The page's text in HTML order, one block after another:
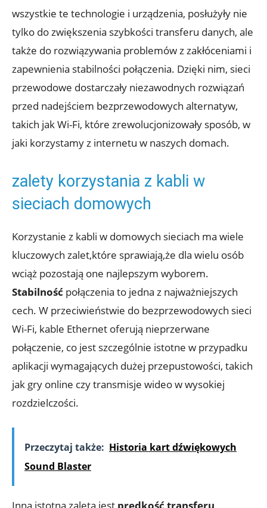
wszystkie te technologie i urządzenia, posłużyły nie
tylko do zwiększenia szybkości transferu danych, ale
także do rozwiązywania problemów z zakłóceniami i
zapewnienia stabilności połączenia. Dzięki nim, sieci
przewodowe dostarczały niezawodnych rozwiązań
przed nadejściem bezprzewodowych alternatyw,
takich jak Wi-Fi, które zrewolucjonizowały sposób, w
jaki korzystamy z internetu w naszych domach.
zalety korzystania z kabli w
sieciach domowych
Korzystanie z kabli w domowych sieciach ma wiele
kluczowych zalet,które sprawiają,że dla wielu osób
wciąż pozostają one najlepszym wyborem.
Stabilność połączenia to jedna z najważniejszych
cech. W przeciwieństwie do bezprzewodowych sieci
Wi-Fi, kable Ethernet oferują nieprzerwane
połączenie, co jest szczególnie istotne w przypadku
aplikacji wymagających dużej przepustowości, takich
jak gry online czy transmisje wideo w wysokiej
rozdzielczości.
Przeczytaj także: Historia kart dźwiękowych
Sound Blaster